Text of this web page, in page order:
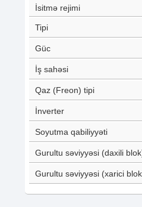
İsitmə rejimi
Tipi
Güc
İş sahəsi
Qaz (Freon) tipi
İnverter
Soyutma qabiliyyəti
Gurultu səviyyəsi (daxili
Gurultu səviyyəsi (xarici